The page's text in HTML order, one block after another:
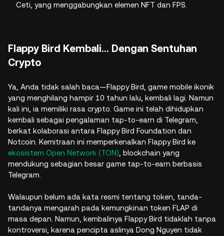
Ceti, yang menggabungkan elemen NFT dan FPS.
Flappy Bird Kembali… Dengan Sentuhan
Crypto
Ya, Anda tidak salah baca—Flappy Bird, game mobile ikonik
yang menghilang hampir 10 tahun lalu, kembali lagi. Namun
kali ini, ia memiliki rasa crypto. Game ini telah dihidupkan
kembali sebagai pengalaman tap-to-earn di Telegram,
berkat kolaborasi antara Flappy Bird Foundation dan
Notcoin. Kemitraan ini memperkenalkan Flappy Bird ke
ekosistem Open Network (TON), blockchain yang
mendukung sebagian besar game tap-to-earn berbasis
Telegram.
Walaupun belum ada kata resmi tentang token, tanda-
tandanya mengarah pada kemungkinan token FLAP di
masa depan. Namun, kembalinya Flappy Bird tidaklah tanpa
kontroversi, karena pencipta aslinya Dong Nguyen tidak